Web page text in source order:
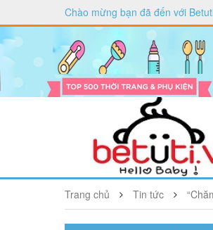
Chào mừng bạn đã đến với
Trang chủ Tin tức